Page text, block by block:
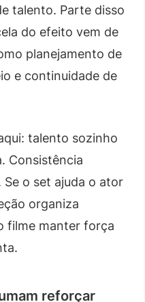
talento. Parte disso
do efeito vem de
planejamento de
e continuidade de
talento sozinho
Consistência
o set ajuda o ator
organiza
filme manter força
reforçar